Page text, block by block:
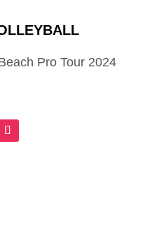
Pro Tour 2024